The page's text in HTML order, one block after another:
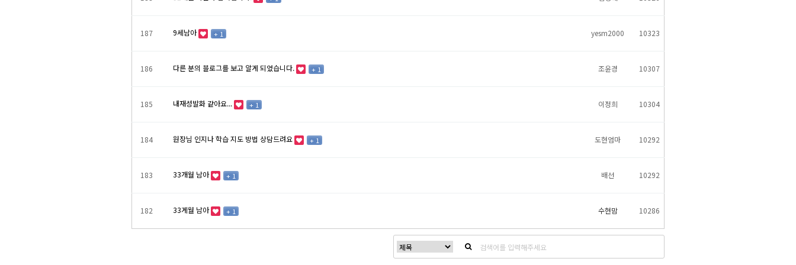
187 9세남아 + 1 yesm2000 10323
186 다른 분의 블로그를 보고 알게 되었습니다. + 1 조윤경 10307
185 내재성발화 같아요... + 1 이정희 10304
184 원장님 인지나 학습 지도 방법 상담드려요 + 1 도현엄마 10292
183 33개월 남아 + 1 배선 10292
182 33게월 남아 + 1 수현맘 10286